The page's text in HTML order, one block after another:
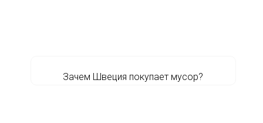
Зачем Швеция покупает мусор?